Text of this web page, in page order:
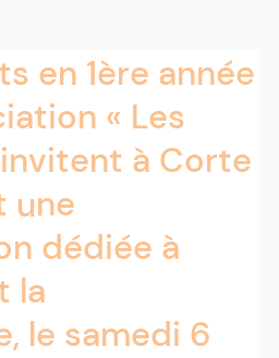
en 1ère année
« Les
à Corte
une
dédiée à
la
le samedi 6